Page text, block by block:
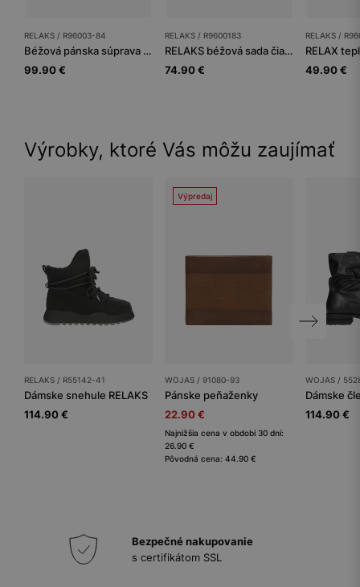
RELAKS / R96003-84
Béžová pánska súprava čiapka + šál z merino vlny
99.90 €
RELAKS / R9600183
RELAKS béžová sada čiapka s brmbolcom + nákrčník
74.90 €
RELAKS /
49.90 €
Výrobky, ktoré Vás môžu zaujímať
RELAKS / R55142-41
Dámske snehule RELAKS
114.90 €
Výpredaj
WOJAS / 91080-93
Pánske peňaženky
22.90 €
Najnižšia cena v období 30 dní:
26.90 €
Pôvodná cena: 44.90 €
WOJAS /
114.90 €
Bezpečné nakupovanie
s certifikátom SSL